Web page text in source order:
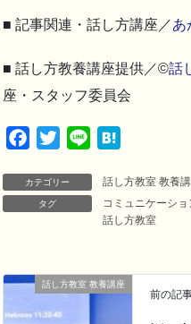
■ 記事関連・話し方講座／あ
■ 話し方教養講座提供／©話
座・スタッフ委員会
c
o
i
r
e
t
e
n
カテゴリー 話し方教室 教養
タグ コミュニケーショ
話し方教室
話し方教室 教養講座
前の記